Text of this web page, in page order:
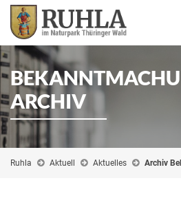
ARCHIV
Ruhla Aktuell Aktuelles Archiv